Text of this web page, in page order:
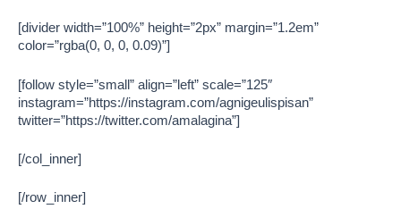
[divider width=”100%” height=”2px” margin=”1.2em”
color=”rgba(0, 0, 0, 0.09)”]
[follow style=”small” align=”left” scale=”125″
instagram=”https://instagram.com/agnigeulispisan”
twitter=”https://twitter.com/amalagina”]
[/col_inner]
[/row_inner]